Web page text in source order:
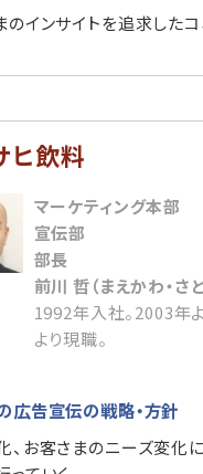
のインサイトを追求したコ
ヒ飲料
マーケティング本部
宣伝部
部長
前川 哲（まえかわ・さと
1992年入社。2003年
より現職。
広告宣伝の戦略・方針
、お客さまのニーズ変化